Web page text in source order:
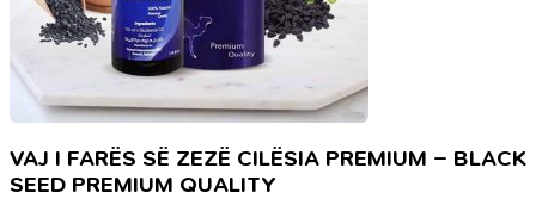
VAJ I FARËS SË ZEZË CILËSIA PREMIUM – BLACK
SEED PREMIUM QUALITY